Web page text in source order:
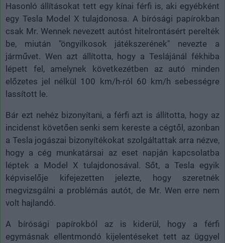
Hasonló állításokat tett egy kínai férfi is, aki egyébként
egy Tesla Model X tulajdonosa. A bírósági papírokban
csak Mr. Wennek nevezett autóst hitelrontásért perelték
be, miután "öngyilkosok játékszerének" nevezte a
járművet. Wen azt állította, hogy a Teslájánál fékhiba
lépett fel, amelynek következétben az autó minden
előzetes jel nélkül 100 km/h-ról 60 km/h sebességre
lassított le.
Bár ezt nehéz bizonyítani, a férfi azt is állította, hogy az
incidenst követően senki sem kereste a cégtől, azonban
a Tesla jogászai bizonyítékokat szolgáltattak arra nézve,
hogy a cég munkatársai az eset napján kapcsolatba
léptek a Model X tulajdonosával. Sőt, a Tesla egyik
képviselője kifejezetten jelezte, hogy szeretnék
megvizsgálni a problémás autót, de Mr. Wen erre nem
volt hajlandó.
A bírósági papírokból az is kiderül, hogy a férfi
egymásnak ellentmondó kijelentéseket tett az üggyel